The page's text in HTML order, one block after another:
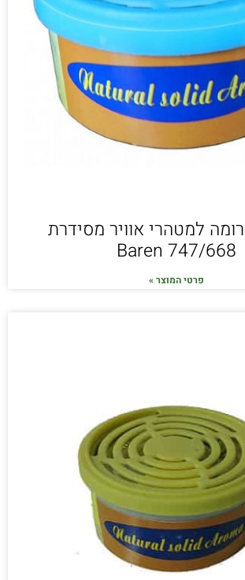
למטהרי אוויר מסידרת
Baren 747/668
פרטי המוצר »